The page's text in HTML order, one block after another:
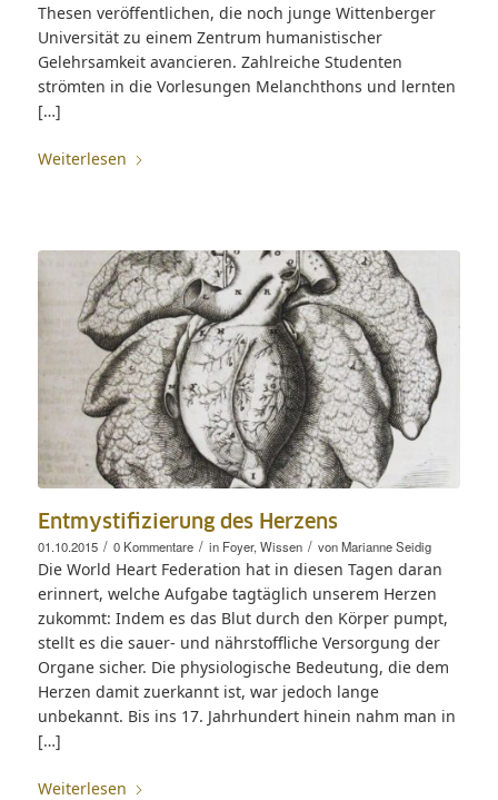
Thesen veröffentlichen, die noch junge Wittenberger
Universität zu einem Zentrum humanistischer
Gelehrsamkeit avancieren. Zahlreiche Studenten
strömten in die Vorlesungen Melanchthons und lernten
[…]
Weiterlesen
Entmystifizierung des Herzens
01.10.2015 / 0 Kommentare / in Foyer, Wissen / vonMarianne Seidig
Die World Heart Federation hat in diesen Tagen daran
erinnert, welche Aufgabe tagtäglich unserem Herzen
zukommt: Indem es das Blut durch den Körper pumpt,
stellt es die sauer- und nährstoffliche Versorgung der
Organe sicher. Die physiologische Bedeutung, die dem
Herzen damit zuerkannt ist, war jedoch lange
unbekannt. Bis ins 17. Jahrhundert hinein nahm man in
[…]
Weiterlesen